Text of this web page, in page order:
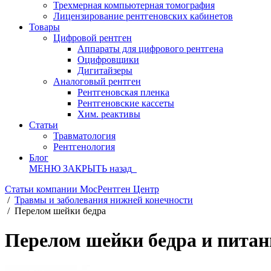
Трехмерная компьютерная томография
Лицензирование рентгеновских кабинетов
Товары
Цифровой рентген
Аппараты для цифрового рентгена
Оцифровщики
Дигитайзеры
Аналоговый рентген
Рентгеновская пленка
Рентгеновские кассеты
Хим. реактивы
Статьи
Травматология
Рентгенология
Блог
МЕНЮ ЗАКРЫТЬ назад
Статьи компании МосРентген Центр
/ Травмы и заболевания нижней конечности
/ Перелом шейки бедра
Перелом шейки бедра и